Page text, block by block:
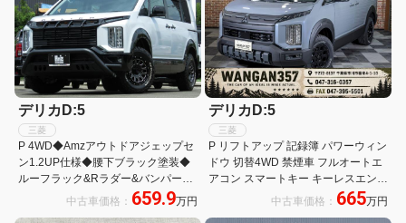
デリカD:5
三菱
P 4WD◆Amzアウトドアジェップセ
ン1.2UP仕様◆腰下ブラック塗装◆
ルーフラック&Rラダー&バンパー
G&Rガード◆BIGーX11型ナビ
中古車価格： 659.9万円
デリカD:5
三菱
P リフトアップ 記録簿 パワーウィン
ドウ 切替4WD 禁煙車 フルオートエ
アコン スマートキー キーレスエント
リ 電動格納ドアミラー 1オーナー車
中古車価格： 665万円